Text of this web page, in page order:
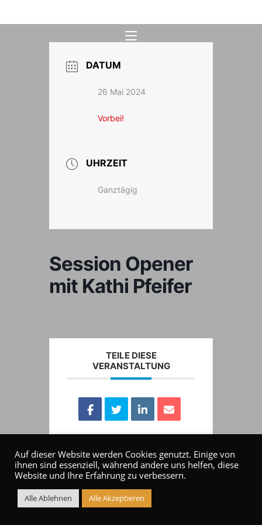
Inhalt
DATUM
26 Mai 2024
Vorbei!
UHRZEIT
Ganztägig
Session Opener
mit Kathi Pfeifer
TEILE DIESE
VERANSTALTUNG
Auf dieser Website werden Cookies genutzt. Einige von
ihnen sind essenziell, während andere uns helfen, diese
Website und Ihre Erfahrung zu verbessern.
Alle Ablehnen Alle Akzeptieren